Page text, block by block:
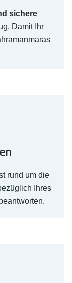
sichere
Damit Ihr
rund um die
Ihres